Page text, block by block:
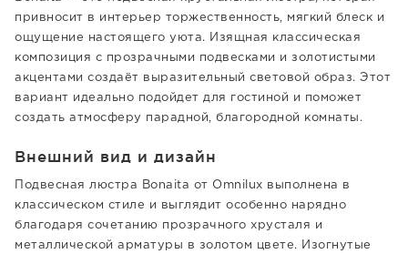
привносит в интерьер торжественность, мягкий блеск и
ощущение настоящего уюта. Изящная классическая
композиция с прозрачными подвесками и золотистыми
акцентами создаёт выразительный световой образ. Этот
вариант идеально подойдет для гостиной и поможет
создать атмосферу парадной, благородной комнаты.
Внешний вид и дизайн
Подвесная люстра Bonaita от Omnilux выполнена в
классическом стиле и выглядит особенно нарядно
благодаря сочетанию прозрачного хрусталя и
металлической арматуры в золотом цвете. Изогнутые